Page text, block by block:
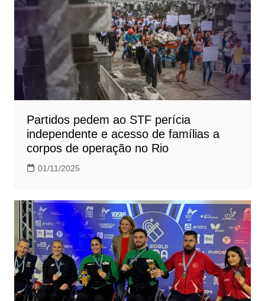
Partidos pedem ao STF perícia
independente e acesso de famílias a
corpos de operação no Rio
01/11/2025